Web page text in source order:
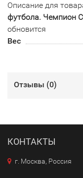
Описание для
футбола. Чемпион
обновится
Вес
Отзывы (0)
КОНТАКТЫ
г. Москва, Россия